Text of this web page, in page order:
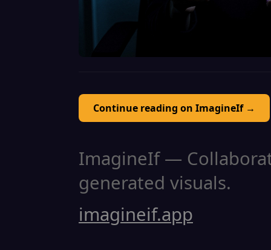
Continue reading on ImagineIf →
ImagineIf —
generated visuals.
imagineif.app